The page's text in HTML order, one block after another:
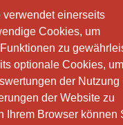
verwendet einerseits
Cookies, um
zu
optionale Cookies, um
der Nutzung
der Website zu
Ihrem Browser können
verwendet einerseits
Cookies, um
zu
optionale Cookies, um
der Nutzung
der Website zu
Ihrem Browser können
75 Minuten
12 Monate